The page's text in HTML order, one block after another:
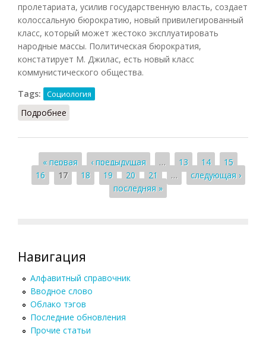
пролетариата, усилив государственную власть, создает
колоссальную бюрократию, новый привилегированный
класс, который может жестоко эксплуатировать
народные массы. Политическая бюрократия,
констатирует М. Джилас, есть новый класс
коммунистического общества.
Tags:
Социология
Подробнее
Страницы
« первая ‹ предыдущая … 13 14
15
16
17 18 19 20 21 …
следующая ›
последняя »
Навигация
Алфавитный справочник
Вводное слово
Облако тэгов
Последние обновления
Прочие статьи